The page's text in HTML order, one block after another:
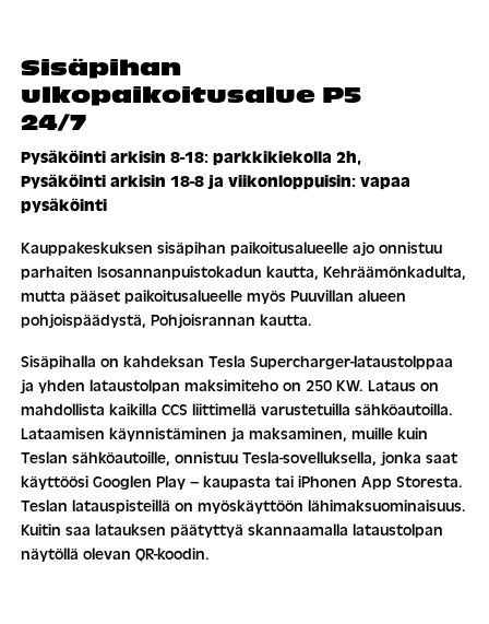
Sisäpihan
ulkopaikoitusalue P5
24/7
Pysäköinti arkisin 8-18: parkkikiekolla 2h,
Pysäköinti arkisin 18-8 ja viikonloppuisin: vapaa
pysäköinti
Kauppakeskuksen sisäpihan paikoitusalueelle ajo onnistuu
parhaiten Isosannanpuistokadun kautta, Kehräämönkadulta,
mutta pääset paikoitusalueelle myös Puuvillan alueen
pohjoispäädystä, Pohjoisrannan kautta.
Sisäpihalla on kahdeksan Tesla Supercharger-lataustolppaa
ja yhden lataustolpan maksimiteho on 250 KW. Lataus on
mahdollista kaikilla CCS liittimellä varustetuilla sähköautoilla.
Lataamisen käynnistäminen ja maksaminen, muille kuin
Teslan sähköautoille, onnistuu Tesla-sovelluksella, jonka saat
käyttöösi Googlen Play – kaupasta tai iPhonen App Storesta.
Teslan latauspisteillä on myöskäyttöön lähimaksuominaisuus.
Kuitin saa latauksen päätyttyä skannaamalla lataustolpan
näytöllä olevan QR-koodin.